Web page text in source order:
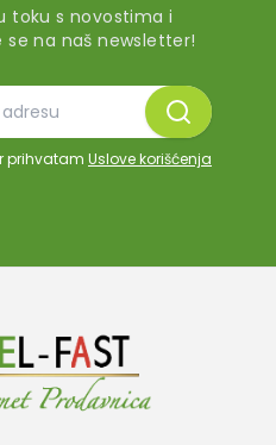
toku s novostima i
na naš newsletter!
prihvatam Uslove korišćenja